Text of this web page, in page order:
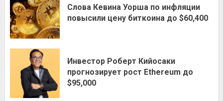
Слова Кевина Уорша по инфляции
повысили цену биткоина до $60,400
Инвестор Роберт Кийосаки
прогнозирует рост Ethereum до
$95,000